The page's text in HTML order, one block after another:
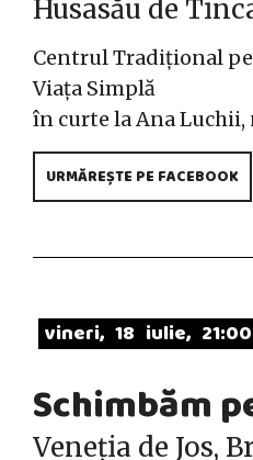
Husasău de
Centrul Tradițional
Viața Simplă
în curte la Ana Luchii,
URMĂREȘTE PE FACEBOOK
vineri 18 iulie 21:00
Schimbăm
Veneția de Jos,